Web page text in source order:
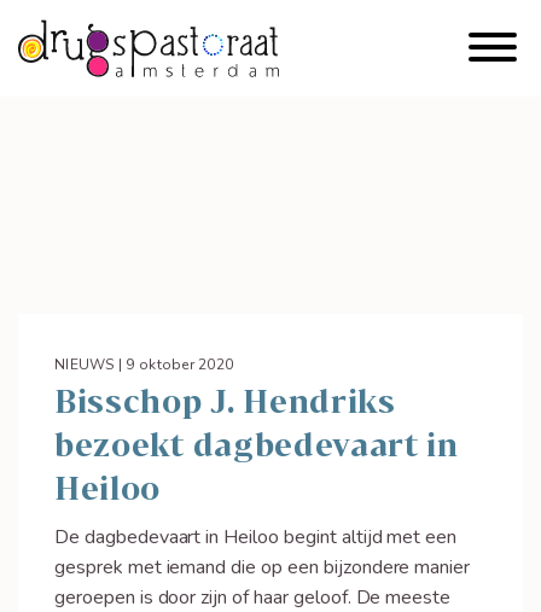
NIEUWS | 9 oktober 2020
Bisschop J. Hendriks
bezoekt dagbedevaart in
Heiloo
De dagbedevaart in Heiloo begint altijd met een
gesprek met iemand die op een bijzondere manier
geroepen is door zijn of haar geloof. De meeste